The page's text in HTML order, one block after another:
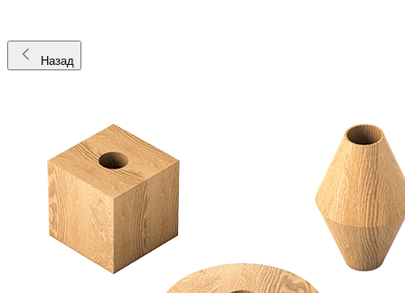
Назад